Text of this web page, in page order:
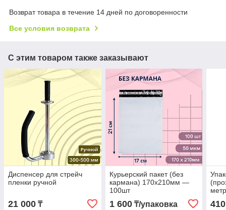
Возврат товара в течение 14 дней по договоренности
Все условия возврата
С этим товаром также заказывают
Диспенсер для стрейч
пленки ручной
21 000 ₸
Курьерский пакет (без
кармана) 170х210мм —
100шт
1 600₸/упаковка 410